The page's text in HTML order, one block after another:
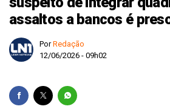
assaltos a bancos é
PorRedação
12/06/2026 - 09h02